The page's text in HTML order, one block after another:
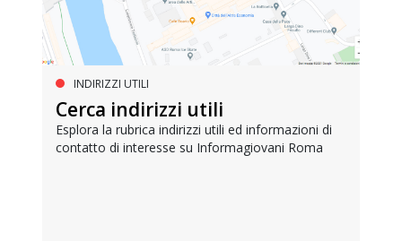
INDIRIZZI UTILI
Cerca indirizzi utili
Esplora la rubrica indirizzi utili ed informazioni di
contatto di interesse su Informagiovani Roma